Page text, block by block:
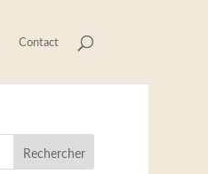
Contact